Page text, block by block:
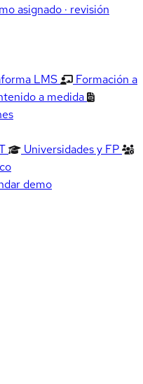
asignado · revisión
LMS
Formación a
a medida
Universidades y FP
demo